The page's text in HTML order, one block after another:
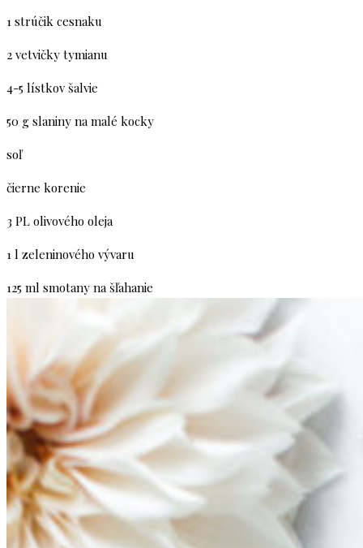
1 strúčik cesnaku
2 vetvičky tymianu
4-5 lístkov šalvie
50 g slaniny na malé kocky
soľ
čierne korenie
3 PL olivového oleja
1 l zeleninového vývaru
125 ml smotany na šľahanie